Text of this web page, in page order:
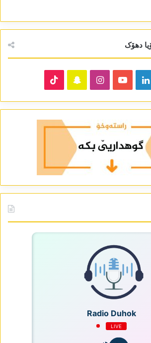
دھۆک
LinkedIn
YouTube
Instagram
Snapchat
Radio Duhok
LIVE